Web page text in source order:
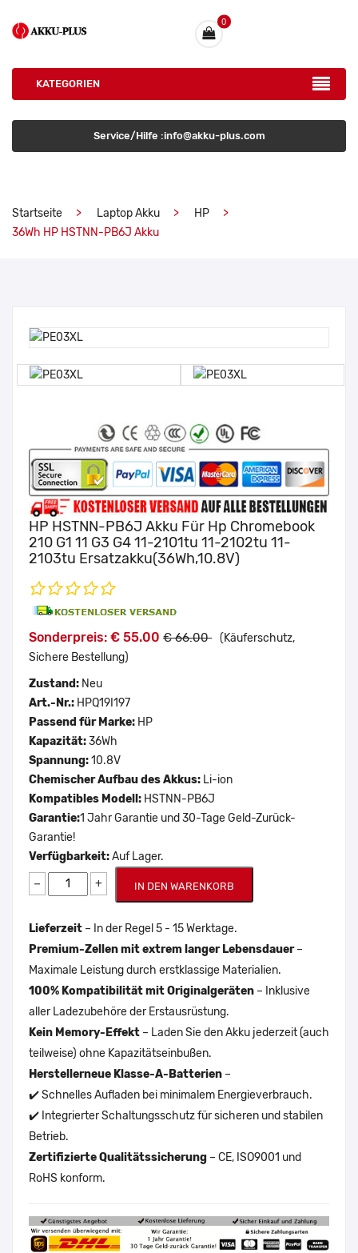
0
KATEGORIEN
Service/Hilfe :info@akku-plus.com
Startseite Laptop Akku
HP
36Wh HP HSTNN-PB6J Akku
HP HSTNN-PB6J Akku Für Hp Chromebook
210 G1 11 G3 G4 11-2101tu 11-2102tu 11-
2103tu Ersatzakku(36Wh,10.8V)
Sonderpreis: € 55.00 € 66.00 (Käuferschutz,
Sichere Bestellung)
Zustand: Neu
Art.-Nr.: HPQ19I197
Passend für Marke: HP
Kapazität:36Wh
Spannung:10.8V
Chemischer Aufbau des Akkus: Li-ion
Kompatibles Modell: HSTNN-PB6J
Garantie:1 Jahr Garantie und 30-Tage Geld-Zurück-
Garantie!
Verfügbarkeit:Auf Lager.
− + IN DEN WARENKORB
Lieferzeit – In der Regel 5 - 15 Werktage.
Premium-Zellen mit extrem langer Lebensdauer–
Maximale Leistung durch erstklassige Materialien.
100% Kompatibilität mit Originalgeräten – Inklusive
aller Ladezubehöre der Erstausrüstung.
Kein Memory-Effekt – Laden Sie den Akku jederzeit (auch
teilweise) ohne Kapazitätseinbußen.
Herstellerneue Klasse-A-Batterien –
✔️ Schnelles Aufladen bei minimalem Energieverbrauch.
✔️ Integrierter Schaltungsschutz für sicheren und stabilen
Betrieb.
Zertifizierte Qualitätssicherung – CE, ISO9001 und
RoHS konform.